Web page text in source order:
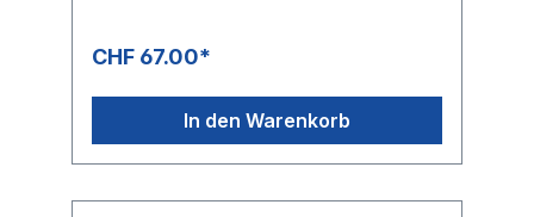
CHF 67.00*
In den Warenkorb